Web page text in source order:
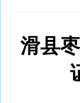
滑县